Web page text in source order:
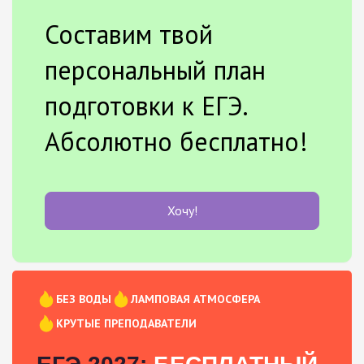
Составим твой
персональный план
подготовки к ЕГЭ.
Абсолютно бесплатно!
Хочу!
БЕЗ ВОДЫ
ЛАМПОВАЯ АТМОСФЕРА
КРУТЫЕ ПРЕПОДАВАТЕЛИ